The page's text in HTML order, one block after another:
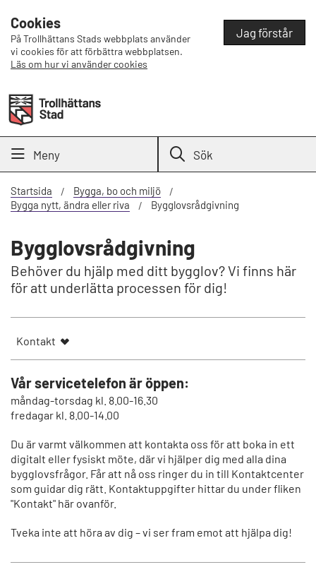
Cookies
På Trollhättans Stads webbplats använder
vi cookies för att förbättra webbplatsen.
Läs om hur vi använder cookies
Jag förstår
Meny Sök
Startsida
Bygga, bo och miljö
Bygga nytt, ändra eller riva
Bygglovsrådgivning
Bygglovsrådgivning
Behöver du hjälp med ditt bygglov? Vi finns här
för att underlätta processen för dig!
Kontakt
Vår servicetelefon är öppen:
måndag-torsdag kl. 8.00-16.30
fredagar kl. 8.00-14.00
Du är varmt välkommen att kontakta oss för att boka in ett
digitalt eller fysiskt möte, där vi hjälper dig med alla dina
bygglovsfrågor. Får att nå oss ringer du in till Kontaktcenter
som guidar dig rätt. Kontaktuppgifter hittar du under fliken
"Kontakt" här ovanför.
Tveka inte att höra av dig – vi ser fram emot att hjälpa dig!